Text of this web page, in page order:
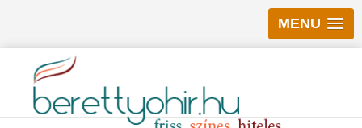
MENU